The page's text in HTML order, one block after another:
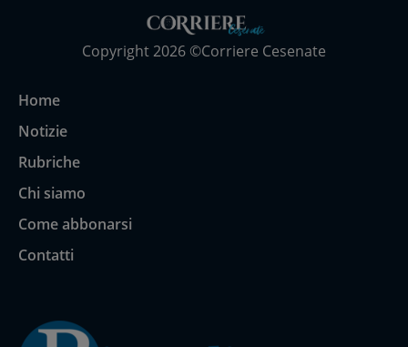
Copyright 2026 ©Corriere Cesenate
Home
Notizie
Rubriche
Chi siamo
Come abbonarsi
Contatti